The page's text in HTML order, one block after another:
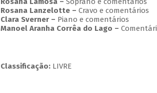
Rosana Lanzelotte – Cravo e comentários
Clara Sverner – Piano e comentários
Manoel Aranha Corrêa do Lago –
Classificação:LIVRE